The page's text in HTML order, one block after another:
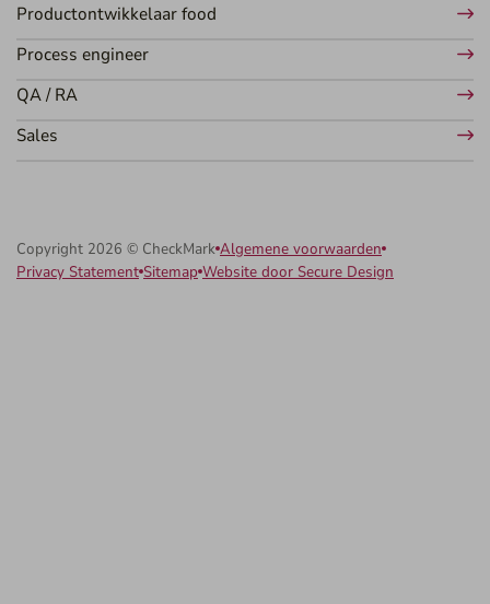
Productontwikkelaar food
Process engineer
QA / RA
Sales
Copyright 2026 © CheckMark Algemene voorwaarden
Privacy Statement Sitemap Website door Secure Design